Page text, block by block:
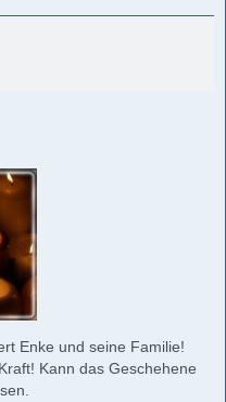
Enke und seine Familie!
Kann das Geschehene